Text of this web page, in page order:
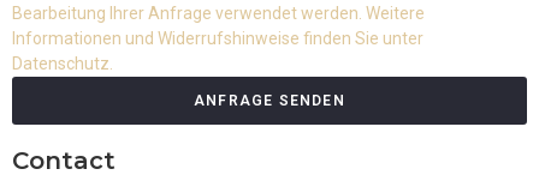
Bearbeitung Ihrer Anfrage verwendet werden. Weitere
Informationen und Widerrufshinweise finden Sie unter
Datenschutz.
ANFRAGE SENDEN
Contact